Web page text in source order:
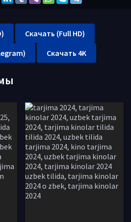
Скачать (Full HD)
Скачать 4K